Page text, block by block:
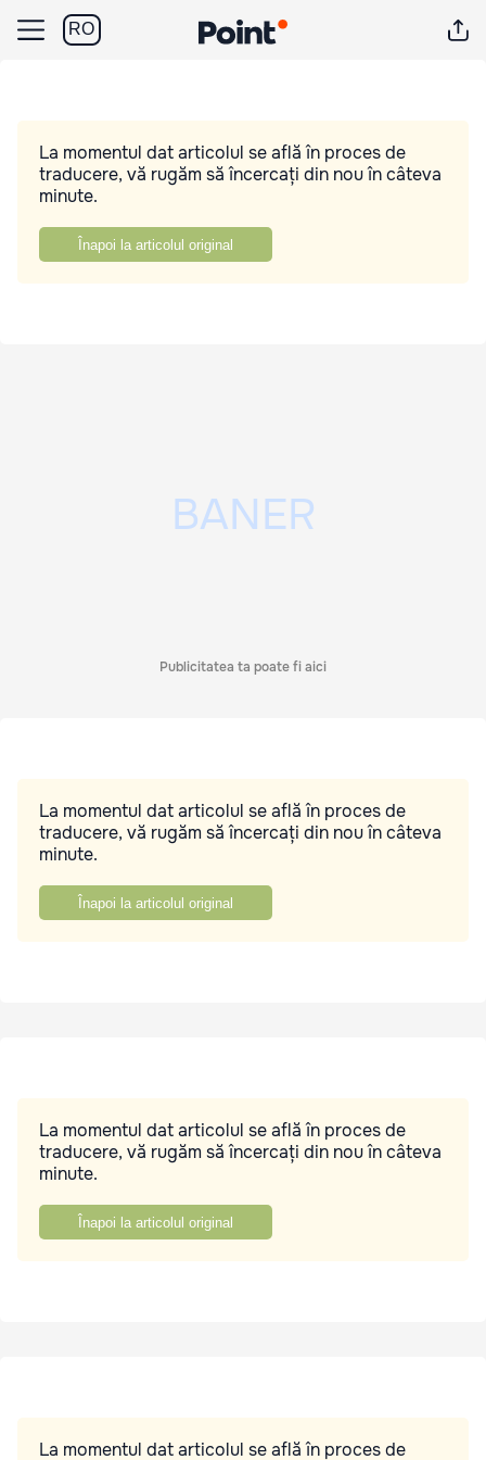
RO
La momentul dat articolul se află în proces de
traducere, vă rugăm să încercați din nou în câteva
minute.
Înapoi la articolul original
Publicitatea ta poate fi aici
La momentul dat articolul se află în proces de
traducere, vă rugăm să încercați din nou în câteva
minute.
Înapoi la articolul original
La momentul dat articolul se află în proces de
traducere, vă rugăm să încercați din nou în câteva
minute.
Înapoi la articolul original
La momentul dat articolul se află în proces de